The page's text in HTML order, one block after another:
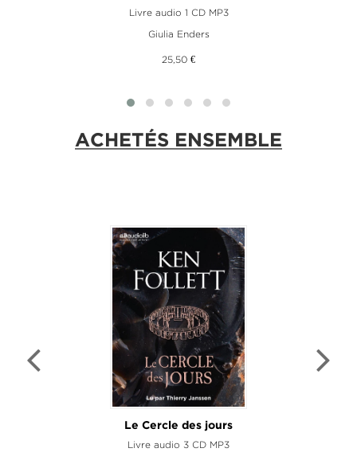
Livre audio 1 CD MP3
Giulia Enders
25,50 €
ACHETÉS ENSEMBLE
Le Cercle des jours
Livre audio 3 CD MP3